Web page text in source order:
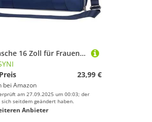
Sporttasche 16 Zoll für Frauen & Kinder,Mit Schuhfach & Trocken-Nass Trennung,Praktisch für Fitness,Tanzen,Schwimmen, Reisen (Marine)
23,99 €
bei Amazon
am 27.09.2025 um 00:03; der
sich seitdem geändert haben.
Anbieter